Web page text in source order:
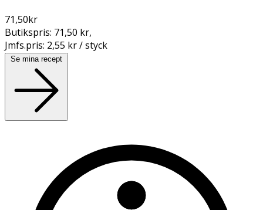
71,50kr
Butikspris: 71,50 kr,
Jmfs.pris: 2,55 kr / styck
Se mina recept